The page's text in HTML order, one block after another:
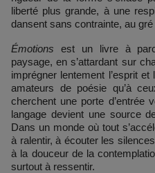
liberté plus grande, à une
dansent sans contrainte, au gré
Émotions est un livre à
paysage, en s’attardant sur
imprégner lentement l’esprit
amateurs de poésie qu’à
cherchent une porte d’entrée
langage devient une source
Dans un monde où tout
à ralentir, à écouter les
à la douceur de la
surtout à ressentir.